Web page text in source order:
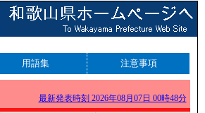
用語集 注意事項
最新発表時刻 2026年08月07日 00時48分